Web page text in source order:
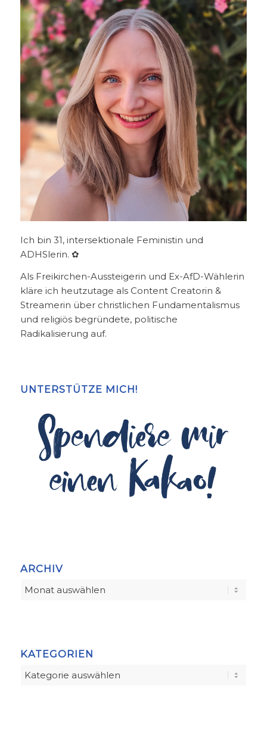
Ich bin 31, intersektionale Feministin und
ADHSlerin. ✿
Als Freikirchen-Aussteigerin und Ex-AfD-Wählerin
kläre ich heutzutage als Content Creatorin &
Streamerin über christlichen Fundamentalismus
und religiös begründete, politische
Radikalisierung auf.
UNTERSTÜTZE MICH!
ARCHIV
KATEGORIEN
Kategorien